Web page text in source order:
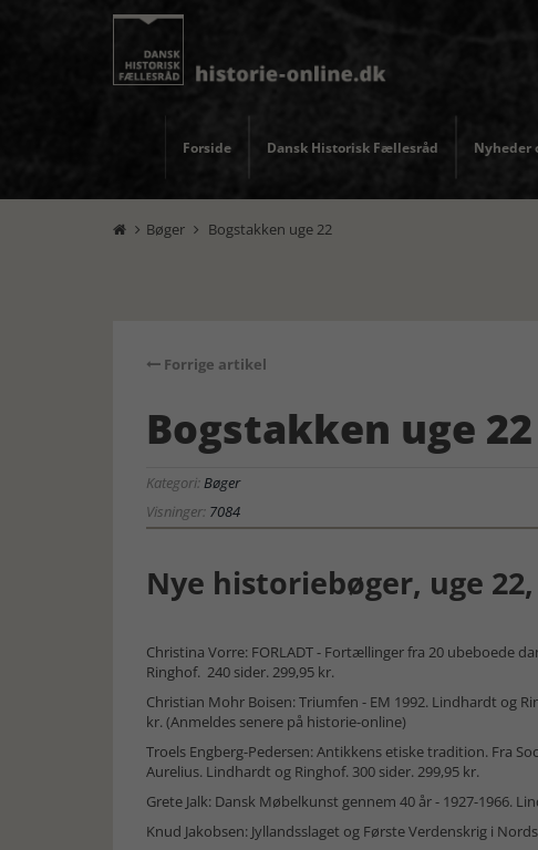
Forside Dansk Historisk Fællesråd Nyheder
 Bøger  Bogstakken uge 22
Forrige artikel
Bogstakken uge 22
Kategori:Bøger
Visninger: 7084
Nye historiebøger, uge 22,
Christina Vorre: FORLADT - Fortællinger fra 20 ubeboede
Ringhof. 240 sider. 299,95 kr.
Christian Mohr Boisen: Triumfen - EM 1992. Lindhardt og
kr. (Anmeldes senere på historie-online)
Troels Engberg-Pedersen: Antikkens etiske tradition. Fra
Aurelius. Lindhardt og Ringhof. 300 sider. 299,95 kr.
Grete Jalk: Dansk Møbelkunst gennem 40 år - 1927-1966.
Knud Jakobsen: Jyllandsslaget og Første Verdenskrig i